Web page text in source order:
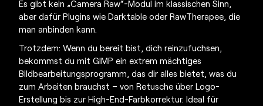
Es gibt kein „Camera Raw“-Modul im klassischen Sinn,
aber dafür Plugins wie Darktable oder RawTherapee, die
man anbinden kann.
Trotzdem: Wenn du bereit bist, dich reinzufuchsen,
bekommst du mit GIMP ein extrem mächtiges
Bildbearbeitungsprogramm, das dir alles bietet, was du
zum Arbeiten brauchst – von Retusche über Logo-
Erstellung bis zur High-End-Farbkorrektur. Ideal für